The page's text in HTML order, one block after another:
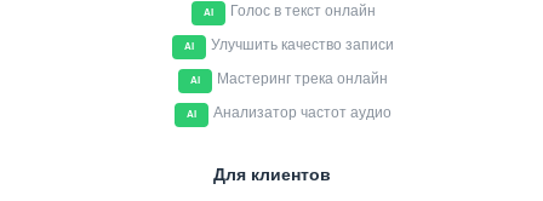
AI Голос в текст онлайн
AI Улучшить качество записи
AI Мастеринг трека онлайн
AI Анализатор частот аудио
Для клиентов